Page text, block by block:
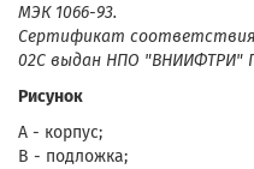
МЭК 1066-93.
Сертификат
02С выдан НПО "ВНИИФТРИ"
Рисунок
A - корпус;
B - подложка;